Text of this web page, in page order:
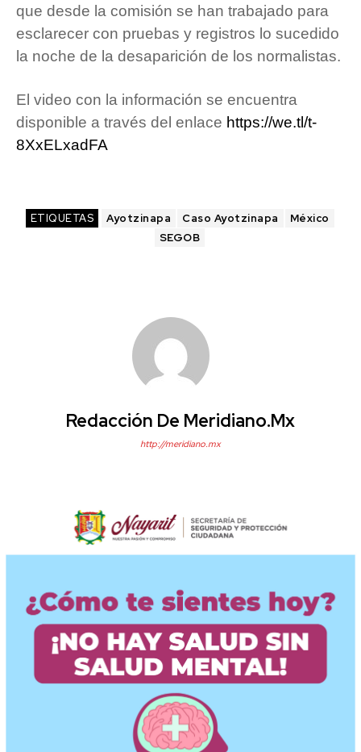
que desde la comisión se han trabajado para
esclarecer con pruebas y registros lo sucedido
la noche de la desaparición de los normalistas.
El video con la información se encuentra
disponible a través del enlace https://we.tl/t-
8XxELxadFA
ETIQUETAS Ayotzinapa Caso Ayotzinapa
México
SEGOB
Redacción De Meridiano.mx
http://meridiano.mx